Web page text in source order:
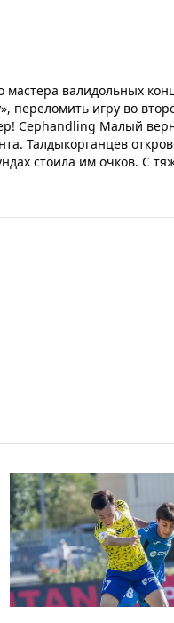
мастера валидольных
переломить игру во
Серhandling Малый
Талдыкорганцев
стоила им очков. С